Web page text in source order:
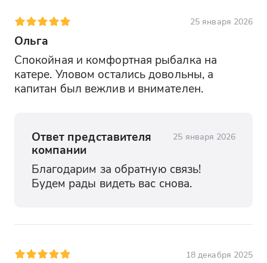
25 января 2026
Ольга
Спокойная и комфортная рыбалка на
катере. Уловом остались довольны, а
капитан был вежлив и внимателен.
Ответ представителя
компании
25 января 2026
Благодарим за обратную связь!
Будем рады видеть вас снова.
18 декабря 2025